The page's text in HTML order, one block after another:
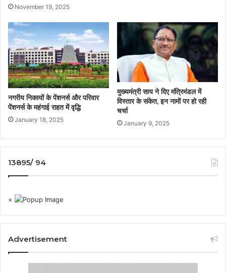
November 19, 2025
नगरीय निकायों के पेंशनर्स और परिवार
पेंशनर्स के महंगाई राहत में वृद्धि
January 18, 2025
मुख्यमंत्री साय ने दिए मंत्रिमंडल में
विस्तार के संकेत, इन नामों पर हो रही
चर्चा
January 9, 2025
13895/ 94
×
Advertisement